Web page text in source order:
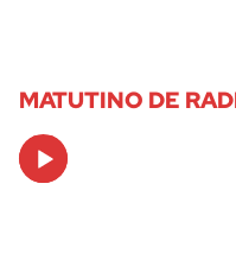
MATUTINO DE
Audio
Player